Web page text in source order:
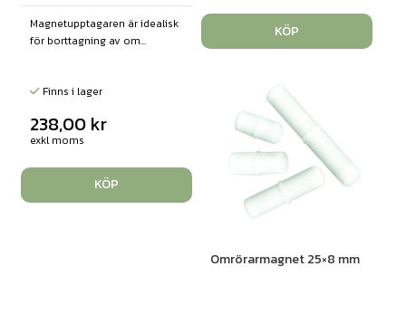
Magnetupptagaren är idealisk
för borttagning av om...
Finns i lager
238,00 kr
exkl moms
KÖP
KÖP
Omrörarmagnet 25×8 mm